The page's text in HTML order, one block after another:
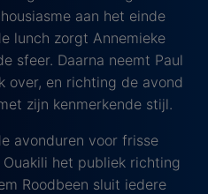
aan het einde
lunch zorgt Annemieke
sfeer. Daarna neemt Paul
over, en richting de avond
zijn kenmerkende stijl.
avonduren voor frisse
het publiek richting
Roodbeen sluit iedere